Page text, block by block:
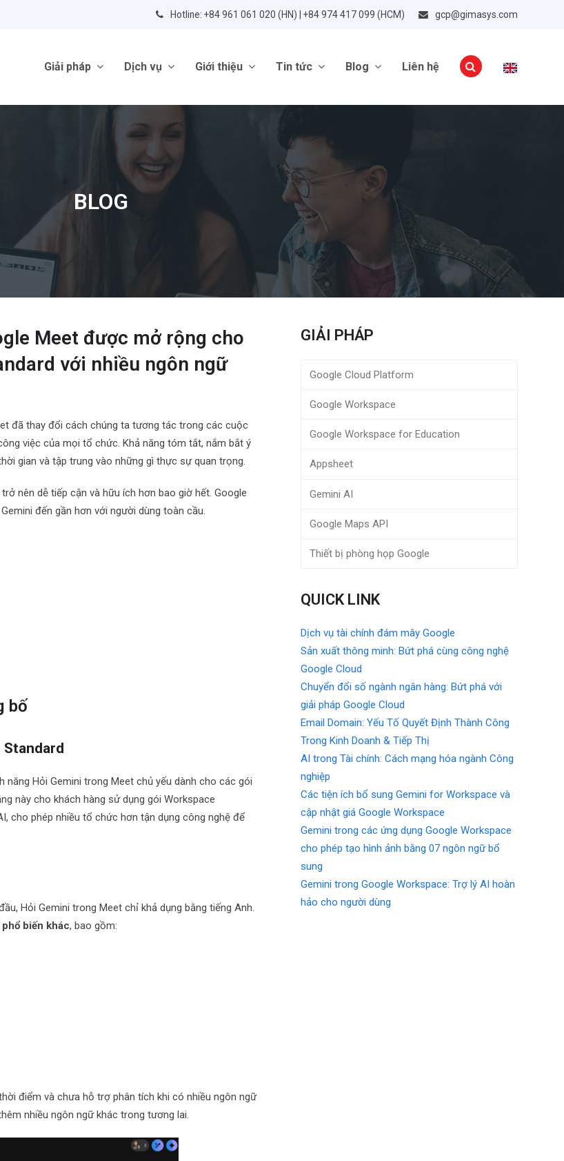
Hotline: +84 961 061 020 (HN) | +84 974 417 099 (HCM) gcp@gimasys.com
Giải pháp Dịch vụ Giới thiệu Tin tức Blog Liên hệ
BLOG
Meet được mở rộng cho
với nhiều ngôn ngữ
đã thay đổi cách chúng ta tương tác trong các cuộc
việc của mọi tổ chức. Khả năng tóm tắt, nắm bắt ý
gian và tập trung vào những gì thực sự quan trọng.
nên dễ tiếp cận và hữu ích hơn bao giờ hết. Google
đến gần hơn với người dùng toàn cầu.
bố
Standard
Hỏi Gemini trong Meet chủ yếu dành cho các gói
này cho khách hàng sử dụng gói Workspace
cho phép nhiều tổ chức hơn tận dụng công nghệ để
Hỏi Gemini trong Meet chỉ khả dụng bằng tiếng Anh.
biến khác, bao gồm:
điểm và chưa hỗ trợ phân tích khi có nhiều ngôn ngữ
nhiều ngôn ngữ khác trong tương lai.
GIẢI PHÁP
Google Cloud Platform
Google Workspace
Google Workspace for Education
Appsheet
Gemini AI
Google Maps API
Thiết bị phòng họp Google
QUICK LINK
Dịch vụ tài chính đám mây Google
Sản xuất thông minh: Bứt phá cùng công nghệ
Google Cloud
Chuyển đổi số ngành ngân hàng: Bứt phá với
giải pháp Google Cloud
Email Domain: Yếu Tố Quyết Định Thành Công
Trong Kinh Doanh & Tiếp Thị
AI trong Tài chính: Cách mạng hóa ngành Công
nghiệp
Các tiện ích bổ sung Gemini for Workspace và
cập nhật giá Google Workspace
Gemini trong các ứng dụng Google Workspace
cho phép tạo hình ảnh bằng 07 ngôn ngữ bổ
sung
Gemini trong Google Workspace: Trợ lý AI hoàn
hảo cho người dùng